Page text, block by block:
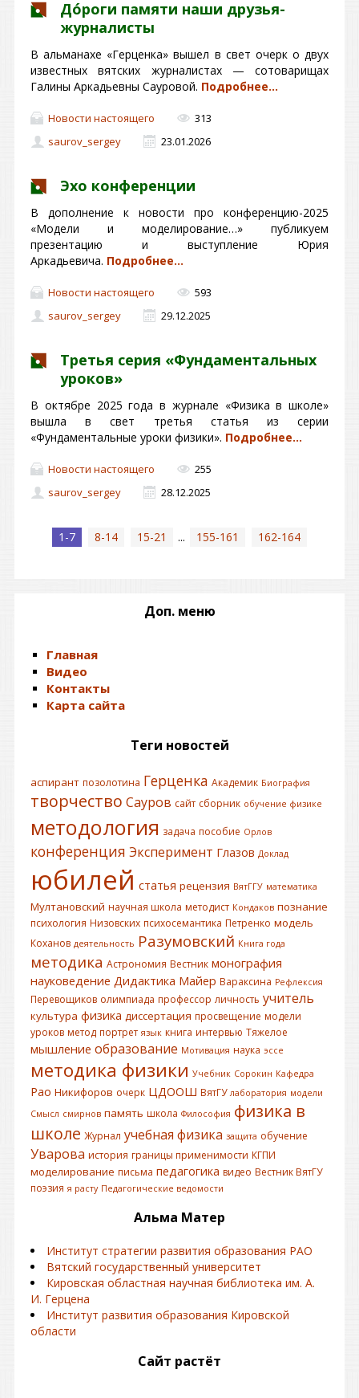
Дóроги памяти наши друзья-
журналисты
В альманахе «Герценка» вышел в свет очерк о двух
известных вятских журналистах — сотоварищах
Галины Аркадьевны Сауровой. Подробнее…
Новости настоящего
313
saurov_sergey
23.01.2026
Эхо конференции
В дополнение к новости про конференцию-2025
«Модели и моделирование…» публикуем
презентацию и выступление Юрия
Аркадьевича. Подробнее…
Новости настоящего
593
saurov_sergey
29.12.2025
Третья серия «Фундаментальных
уроков»
В октябре 2025 года в журнале «Физика в школе»
вышла в свет третья статья из серии
«Фундаментальные уроки физики». Подробнее…
Новости настоящего
255
saurov_sergey
28.12.2025
1-7 8-14 15-21 ... 155-161 162-164
Доп. меню
Главная
Видео
Контакты
Карта сайта
Теги новостей
аспирант позолотина Герценка Академик Биография
творчество Сауров сайт сборник обучение физике
методология задача пособие Орлов
конференция Эксперимент Глазов Доклад
юбилей статья рецензия ВятГГУ математика
Мултановский научная школа методист Кондаков познание
психология Низовских психосемантика Петренко модель
Коханов деятельность Разумовский Книга года
методика Астрономия Вестник монография
науковедение Дидактика Майер Вараксина Рефлексия
Перевощиков олимпиада профессор личность учитель
культура физика диссертация просвещение модели
уроков метод портрет язык книга интервью Тяжелое
мышление образование Мотивация наука эссе
методика физики Учебник Сорокин Кафедра
Рао Никифоров очерк ЦДООШ ВятГУ лаборатория модели
Смысл смирнов память школа Философия физика в
школе Журнал учебная физика защита обучение
Уварова история границы применимости КГПИ
моделирование письма педагогика видео Вестник ВятГУ
поэзия я расту Педагогические ведомости
Альма Матер
Институт стратегии развития образования РАО
Вятский государственный университет
Кировская областная научная библиотека им. А.
И. Герцена
Институт развития образования Кировской
области
Сайт растёт